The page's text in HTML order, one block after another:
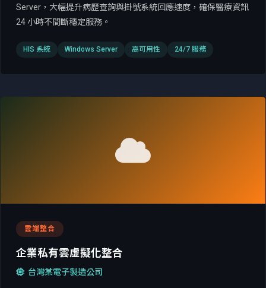
Server，大幅提升病歷查詢與掛號系統回應速度，確保醫療資訊
24 小時不間斷穩定服務。
HIS 系統 Windows Server 高可用性 24/7 服務
雲端整合
企業私有雲虛擬化整合
台灣某電子製造公司